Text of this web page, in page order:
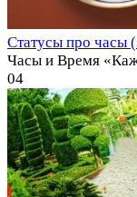
Статусы про часы
Часы и Время
04